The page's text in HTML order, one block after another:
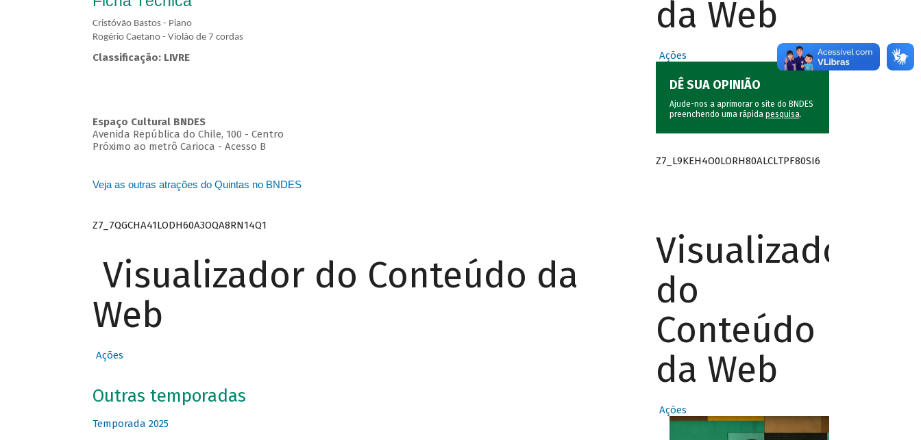
Cristóvão Bastos - Piano
Rogério Caetano - Violão de 7 cordas
Classificação: LIVRE
Espaço Cultural BNDES
Avenida República do Chile, 100 - Centro
Próximo ao metrô Carioca - Acesso B
Veja as outras atrações do Quintas no BNDES
Z7_7QGCHA41LODH60A3OQA8RN14Q1
Visualizador do Conteúdo da
Web
Ações
Outras temporadas
Temporada 2025
da Web
Ações
DÊ SUA OPINIÃO
Ajude-nos a aprimorar o site do BNDES
preenchendo uma rápida pesquisa.
Z7_L9KEH4O0LORH80ALCLTPF80SI6
Visualizador
do
Conteúdo
da Web
Ações